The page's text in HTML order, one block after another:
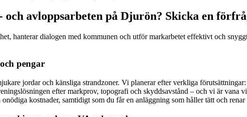
och avloppsarbeten på Djurön? Skicka en
hanterar dialogen med kommunen och utför markarbetet effektivt och
pengar
jordar och känsliga strandzoner. Vi planerar efter verkliga
efter markprov, topografi och skyddsavstånd – och vi är
kostnader, samtidigt som du får en anläggning som håller tätt och